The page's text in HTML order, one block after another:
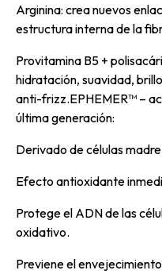
Arginina: crea nuevos
estructura interna de la
Provitamina B5 +
hidratación, suavidad,
anti-frizz.EPHEMER™ –
última generación:
Derivado de células
Efecto antioxidante
Protege el ADN de las
oxidativo.
Previene el